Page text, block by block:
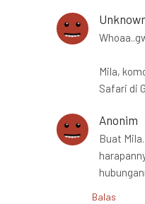
Mila,
Safari di
Anonim
Buat
Balas